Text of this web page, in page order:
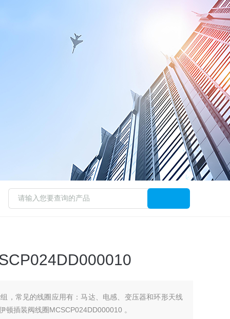
，常见的线圈应用有：马达、电感、变压器和环形天线
顿插装阀线圈MCSCP024DD000010 。